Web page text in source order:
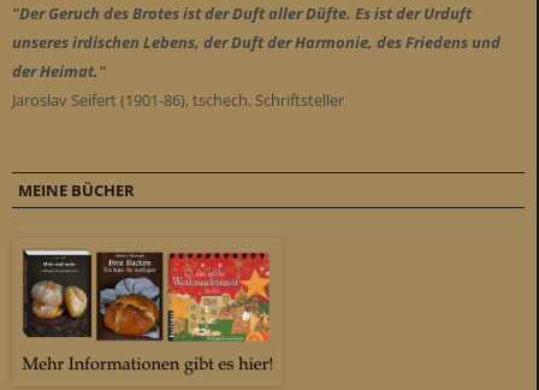
"Der Geruch des Brotes ist der Duft aller Düfte. Es ist der Urduft
unseres irdischen Lebens, der Duft der Harmonie, des Friedens und
der Heimat."
Jaroslav Seifert (1901-86), tschech. Schriftsteller
MEINE BÜCHER